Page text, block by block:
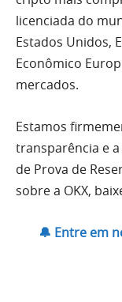
licenciada do
Estados Unidos,
Econômico
mercados.
Estamos
transparência e
de Prova de
sobre a OKX,
🔔 Entre em